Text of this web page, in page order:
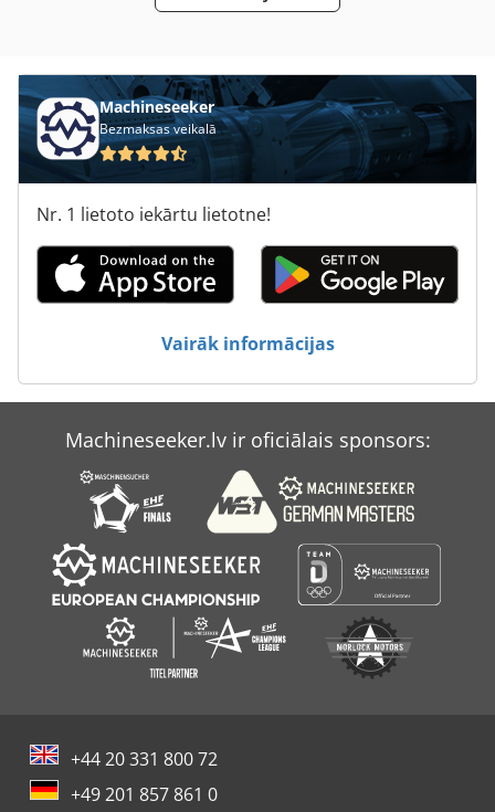
Machineseeker
Bezmaksas veikalā
Nr. 1 lietoto iekārtu lietotne!
Vairāk informācijas
Machineseeker.lv ir oficiālais sponsors:
+44 20 331 800 72
+49 201 857 861 0